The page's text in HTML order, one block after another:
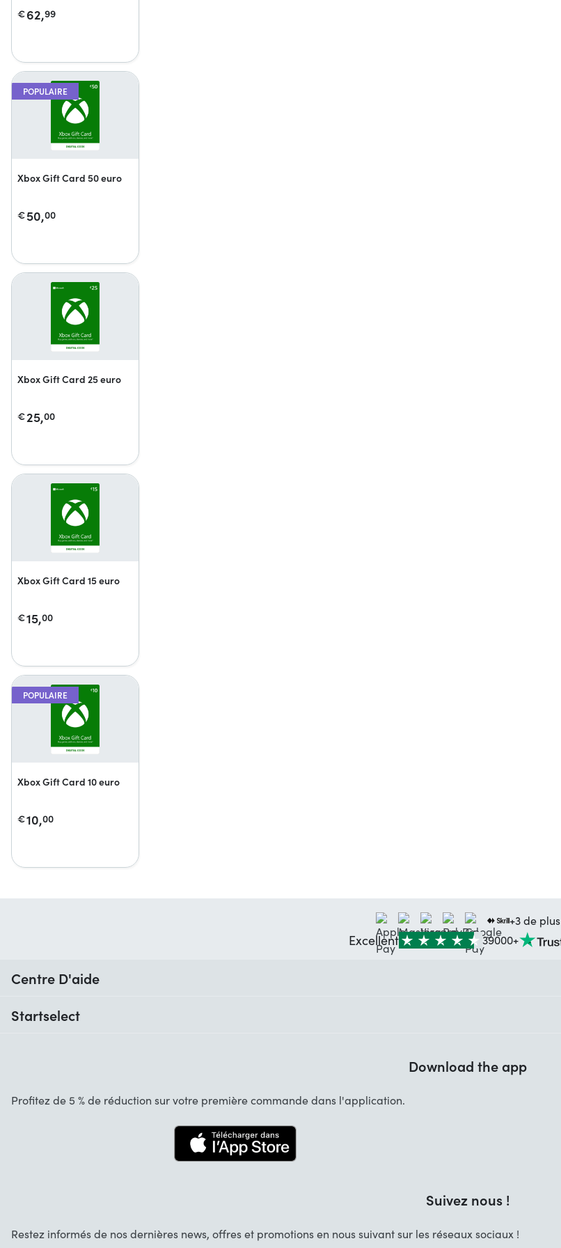
€62,99
POPULAIRE
Xbox Gift Card 50 euro
€50,00
Xbox Gift Card 25 euro
€25,00
Xbox Gift Card 15 euro
€15,00
POPULAIRE
Xbox Gift Card 10 euro
€10,00
+3 de plus
Excellent 39000+
Centre D'aide
Startselect
Emplois
Download the app
Profitez de 5 % de réduction sur votre première commande dans l'application.
Suivez nous !
Restez informés de nos dernières news, offres et promotions en nous suivant sur les réseaux sociaux !